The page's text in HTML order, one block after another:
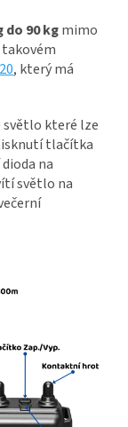
do 90 kgmimo
, který má
světlo které lze
tlačítka
na
světlo na